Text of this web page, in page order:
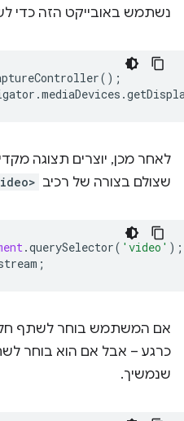
נשתמש באובייקט הזה כדי
();
.mediaDevices .
לאחר מכן, יוצרים תצוגה
שצולם בצורה של רכיב
.querySelector( 'video' );
;
אם המשתמש בוחר לשתף
כרגע – אבל אם הוא בוחר
שנמשיך.